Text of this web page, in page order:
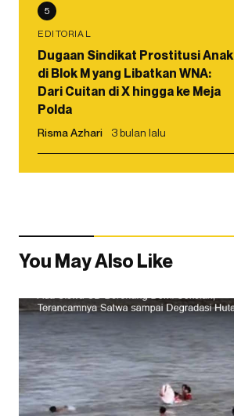
5
EDITORIAL
Dugaan Sindikat Prostitusi Anak
di Blok M yang Libatkan WNA:
Dari Cuitan di X hingga ke Meja
Polda
Risma Azhari 3 bulan lalu
You May Also Like